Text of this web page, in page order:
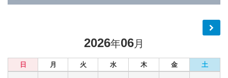
2026年06月
日 月 火 水 木 金 土